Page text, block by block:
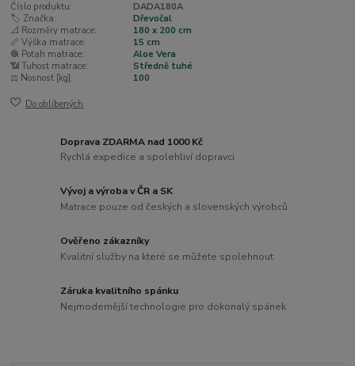
Číslo produktu:
DADA180A
🏷️ Značka:
Dřevočal
📐 Rozměry matrace:
180 x 200 cm
📏 Výška matrace:
15 cm
🧶 Potah matrace:
Aloe Vera
📶 Tuhost matrace:
Středně tuhé
⚖️ Nosnost [kg]:
100
Do oblíbených
Doprava ZDARMA nad 1000 Kč
Rychlá expedice a spolehliví dopravci
Vývoj a výroba v ČR a SK
Matrace pouze od českých a slovenských výrobců
Ověřeno zákazníky
Kvalitní služby na které se můžete spolehnout
Záruka kvalitního spánku
Nejmodernější technologie pro dokonalý spánek